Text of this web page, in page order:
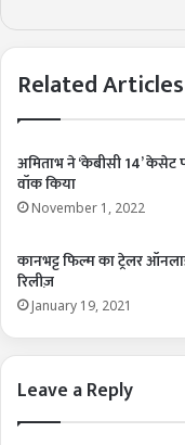
Related Articles
अमिताभ ने ‘केबीसी 14’ केसेट
वॉक किया
November 1, 2022
कानभट्ट फिल्म का ट्रेलर
रिलीज़
January 19, 2021
Leave a Reply